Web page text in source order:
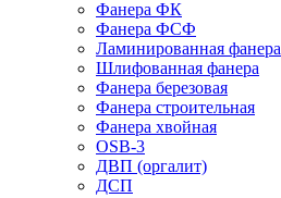
Фанера ФК
Фанера ФСФ
Ламинированная фанера
Шлифованная фанера
Фанера березовая
Фанера строительная
Фанера хвойная
OSB-3
ДВП (оргалит)
ДСП